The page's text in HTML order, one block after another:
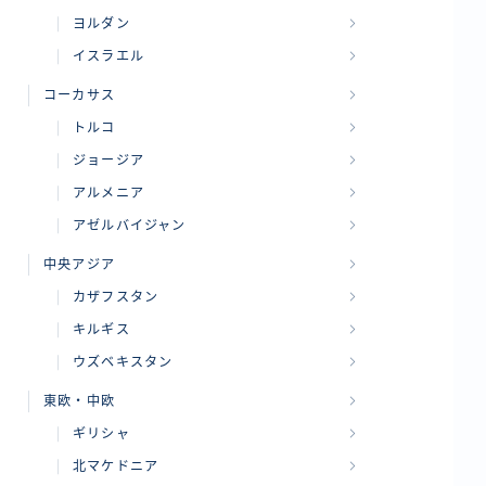
ヨルダン
イスラエル
コーカサス
トルコ
ジョージア
アルメニア
アゼルバイジャン
中央アジア
カザフスタン
キルギス
ウズベキスタン
東欧・中欧
ギリシャ
北マケドニア